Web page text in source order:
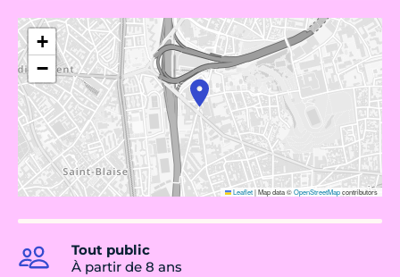
+
−
Leaflet|Map data ©OpenStreetMapcontributors
Tout public
À partir de 8 ans